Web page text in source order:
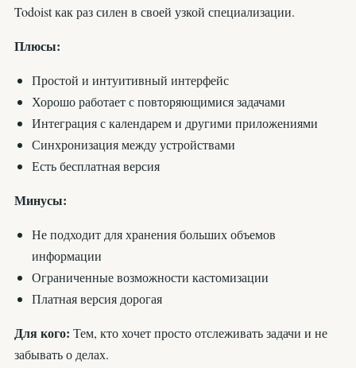
Todoist как раз силен в своей узкой специализации.
Плюсы:
Простой и интуитивный интерфейс
Хорошо работает с повторяющимися задачами
Интеграция с календарем и другими приложениями
Синхронизация между устройствами
Есть бесплатная версия
Минусы:
Не подходит для хранения больших объемов
информации
Ограниченные возможности кастомизации
Платная версия дорогая
Для кого: Тем, кто хочет просто отслеживать задачи и не
забывать о делах.